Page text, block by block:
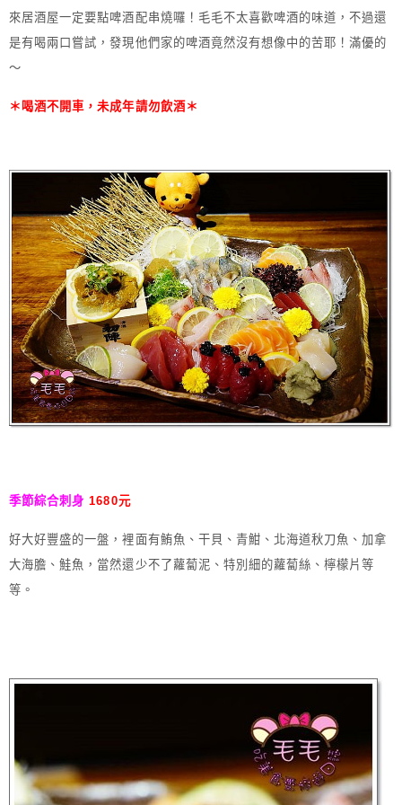
來居酒屋一定要點啤酒配串燒囉！毛毛不太喜歡啤酒的味道，不過還
是有喝兩口嘗試，發現他們家的啤酒竟然沒有想像中的苦耶！滿優的
～
＊喝酒不開車，未成年請勿飲酒 ＊
季節綜合刺身 1680元
好大好豐盛的一盤，裡面有鮪魚、干貝、青魽、北海道秋刀魚、加拿
大海膽、鮭魚，當然還少不了蘿蔔泥、特別細的蘿蔔絲、檸檬片等
等。